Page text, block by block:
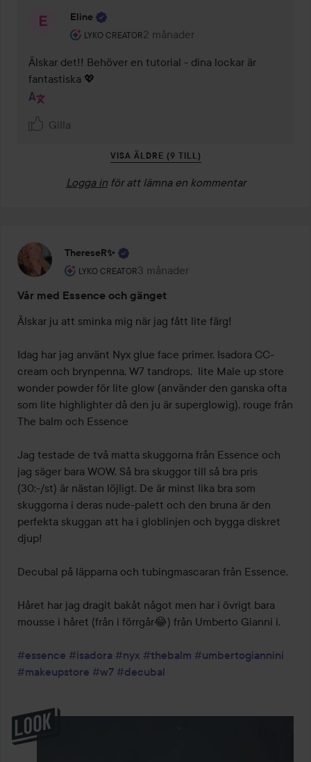
Eline
LYKO CREATOR
Användarens roll: Lyko Creator.
2 månader
Kommentaren lades 2 månader
Älskar det!! Behöver en tutorial - dina lockar är
fantastiska 💖
Gilla
VISA ÄLDRE (9 TILL)
Logga in för att lämna en kommentar
ThereseR✨
LYKO CREATOR
Användarens roll: Lyko Creator.
3 månader
Inlägget skapades 3 månader
Vår med Essence och gänget
Älskar ju att sminka mig när jag fått lite färg!
Idag har jag använt Nyx glue face primer, Isadora CC-
cream och brynpenna, W7 tandrops,  lite Male up store
wonder powder för lite glow (använder den ganska ofta
som lite highlighter då den ju är superglowig), rouge från
The balm och Essence
Jag testade de två matta skuggorna från Essence och
jag säger bara WOW. Så bra skuggor till så bra pris
(30:-/st) är nästan löjligt. De är minst lika bra som
skuggorna i deras nude-palett och den bruna är den
perfekta skuggan att ha i globlinjen och bygga diskret
djup!
Decubal på läpparna och tubingmascaran från Essence.
Håret har jag dragit bakåt något men har i övrigt bara
mousse i håret (från i förrgår😂) från Umberto Gianni i.
#essence #isadora #nyx #thebalm #umbertogiannini
#makeupstore #w7 #decubal